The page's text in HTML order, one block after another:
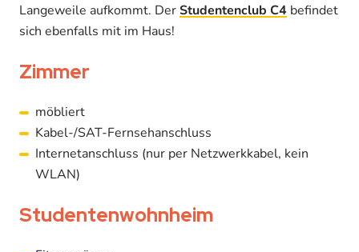
Langeweile aufkommt. DerStudentenclub C4 befindet
sich ebenfalls mit im Haus!
Zimmer
möbliert
Kabel-/SAT-Fernsehanschluss
Internetanschluss (nur per Netzwerkkabel, kein
WLAN)
Studentenwohnheim